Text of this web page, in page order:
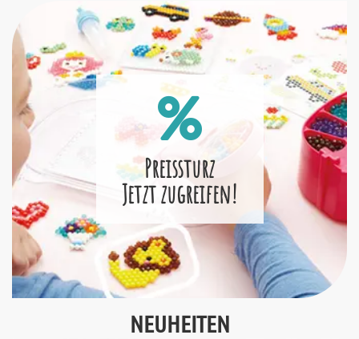
Preissturz
Jetzt zugreifen!
NEUHEITEN